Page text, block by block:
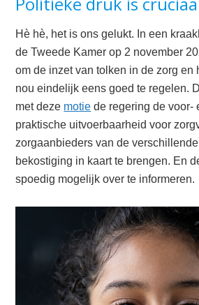
Hè hè, het is ons gelukt. In een
de Tweede Kamer op 2 november
om de inzet van tolken in de zorg en
nou eindelijk eens goed te regelen.
met deze motie de regering de voor-
praktische uitvoerbaarheid voor
zorgaanbieders van de
bekostiging in kaart te brengen. En
spoedig mogelijk over te informeren.